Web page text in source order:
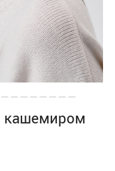
кашемиром